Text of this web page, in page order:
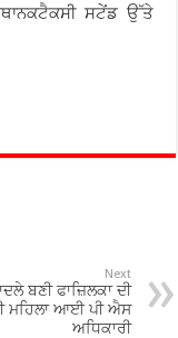
ਸਟੇਂਡ ਉੱਤੇ
Next
ਬਣੀ ਫਾਜ਼ਿਲਕਾ ਦੀ
ਮਹਿਲਾ ਆਈ ਪੀ ਐਸ
ਅਧਿਕਾਰੀ